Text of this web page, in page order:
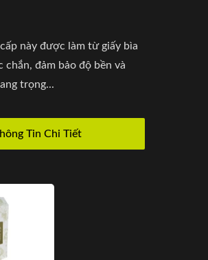
này được làm từ giấy bìa
chắn, đảm bảo độ bền và
trọng...
Tin Chi Tiết